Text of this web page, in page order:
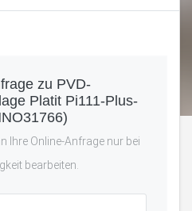
zu PVD-
Platit Pi111-Plus-
Ihre Online-Anfrage nur bei
bearbeiten.